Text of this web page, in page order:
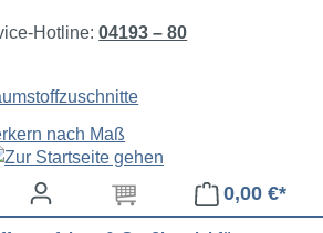
Hotline:04193 – 80
nach Maß
0,00 €*